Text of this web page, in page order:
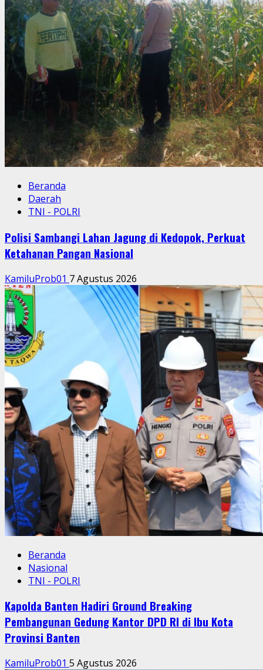
Beranda
Daerah
TNI - POLRI
Polisi Sambangi Lahan Jagung di Kedopok, Perkuat
Ketahanan Pangan Nasional
KamiluProb01 7 Agustus 2026
Beranda
Nasional
TNI - POLRI
Kapolda Banten Hadiri Ground Breaking
Pembangunan Gedung Kantor DPD RI di Ibu Kota
Provinsi Banten
KamiluProb01 5 Agustus 2026